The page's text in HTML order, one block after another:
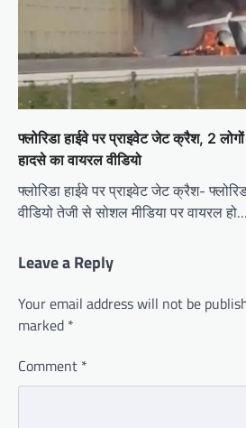
फ्लोरिडा हाईवे पर प्राइवेट जेट क्रैश, 2
हादसे का वायरल वीडियो
फ्लोरिडा हाईवे पर प्राइवेट जेट क्रैश-
वीडियो तेजी से सोशल मीडिया पर वायरल हो…
Leave a Reply
Your email address will not be
marked *
Comment *